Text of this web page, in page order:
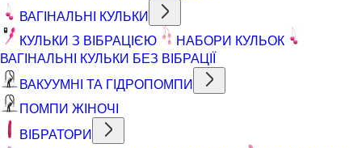
ВАГІНАЛЬНІ КУЛЬКИ
КУЛЬКИ З ВІБРАЦІЄЮ
НАБОРИ КУЛЬОК
ВАГІНАЛЬНІ КУЛЬКИ БЕЗ ВІБРАЦІЇ
ВАКУУМНІ ТА ГІДРОПОМПИ
ПОМПИ ЖІНОЧІ
ВІБРАТОРИ